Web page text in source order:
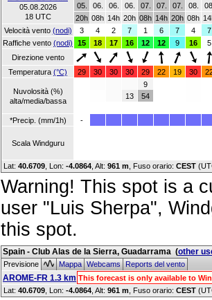
05.08.2026
18 UTC
05.
06.
06.
06.
07.
07.
07.
08.
20h 08h 14h 20h 08h 14h 20h 08h
Velocità vento (nodi) 3 4 2 7 1 6 7 4
7
Raffiche vento (nodi) 15 18 17 16 12 12 9 16
5
Direzione vento
Temperatura (°C) 29 30 30 30 29 22 19 30
Nuvolosità (%)
alta/media/bassa
13
9
54
*Precip. (mm/1h) -
Scala Windguru
Lat: 40.6709 , Lon: -4.0864 Alt: 961 m , Fuso orario: CEST
Warning! This spot is a
user "Luis Sherpa",
this spot.
Spain - Club Alas de la Sierra, Guadarrama (other
Previsione MappaWebcamsReports del vento
AROME-FR 1.3 km This forecast is only available to
Lat: 40.6709 , Lon: -4.0864 Alt: 961 m , Fuso orario: CEST